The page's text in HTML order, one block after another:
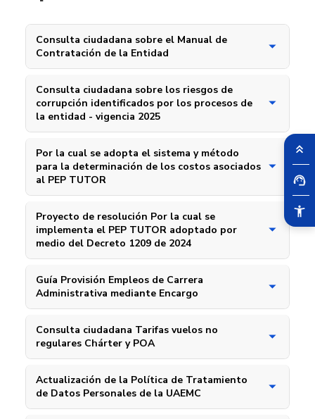
Consulta ciudadana sobre el Manual de
Contratación de la Entidad
Consulta ciudadana sobre los riesgos de
corrupción identificados por los procesos de
la entidad - vigencia 2025
Por la cual se adopta el sistema y método
para la determinación de los costos asociados
al PEP TUTOR
Proyecto de resolución Por la cual se
implementa el PEP TUTOR adoptado por
medio del Decreto 1209 de 2024
Guía Provisión Empleos de Carrera
Administrativa mediante Encargo
Consulta ciudadana Tarifas vuelos no
regulares Chárter y POA
Actualización de la Política de Tratamiento
de Datos Personales de la UAEMC